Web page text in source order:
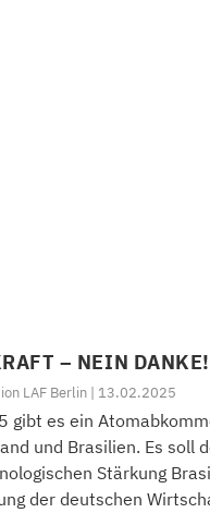
– NEIN DANKE!
LAF Berlin | 13.02.2025
gibt es ein
und Brasilien. Es soll
Stärkung
der deutschen